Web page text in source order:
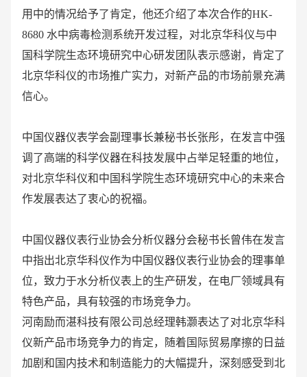
用中的情况给予了肯定，他还介绍了本次合作的HK-
8680 水中病毒检测系统开发过程，对北京华科仪与中
国科学院生态环境研究中心研发团队表示感谢，肯定了
北京华科仪的市场推广实力，对新产品的市场前景充满
信心。
中国仪器仪表学会副理事长兼秘书长张彤，在发言中强
调了高端的科学仪器在科技发展中占举足轻重的地位，
对北京华科仪和中国科学院生态环境研究中心的未来合
作发展表达了衷心的祝福。
中国仪器仪表行业协会分析仪器分会秘书长曾伟在发言
中指出北京华科仪作为中国仪器仪表行业协会的理事单
位，致力于水分析仪表上的生产研发，在电厂领域具有
特色产品，具有较强的市场竞争力。
河南励而湛科技有限公司总经理韩灏表达了对北京华科
仪新产品市场竞争力的肯定，随着国际贸易摩擦的日益
加剧和国内技术和制造能力的大幅提升，深刻感受到北